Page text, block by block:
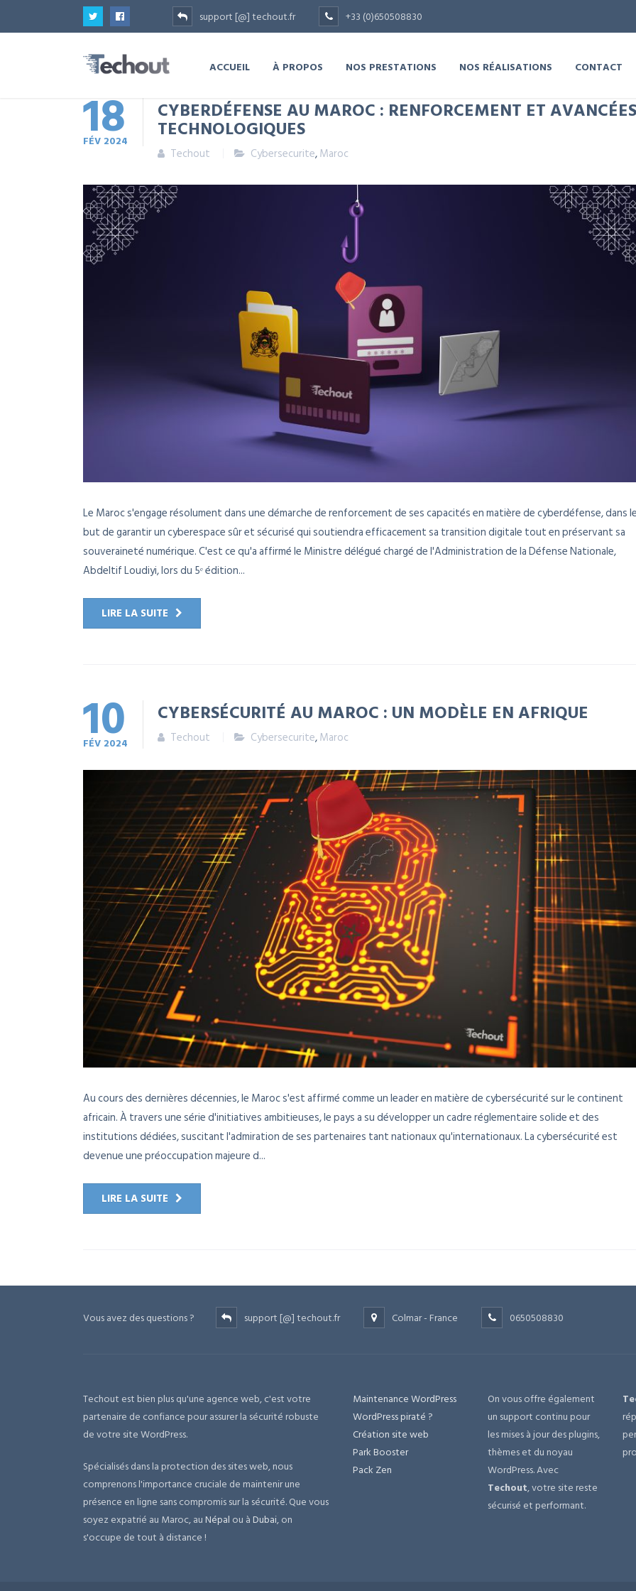
support [@] techout.fr +33 (0)650508830
ACCUEIL À PROPOS NOS PRESTATIONS NOS RÉALISATIONS CONTACT
18
FÉV 2024
CYBERDÉFENSE AU MAROC : RENFORCEMENT ET AVANCÉES
TECHNOLOGIQUES
Techout Cybersecurite,Maroc
Le Maroc s'engage résolument dans une démarche de renforcement de ses capacités en matière de cyberdéfense, dans
but de garantir un cyberespace sûr et sécurisé qui soutiendra efficacement sa transition digitale tout en préservant sa
souveraineté numérique. C'est ce qu'a affirmé le Ministre délégué chargé de l'Administration de la Défense Nationale,
Abdeltif Loudiyi, lors du 5ᵉ édition...
LIRE LA SUITE
10
FÉV 2024
CYBERSÉCURITÉ AU MAROC : UN MODÈLE EN AFRIQUE
Techout Cybersecurite,Maroc
Au cours des dernières décennies, le Maroc s'est affirmé comme un leader en matière de cybersécurité sur le continent
africain. À travers une série d'initiatives ambitieuses, le pays a su développer un cadre réglementaire solide et des
institutions dédiées, suscitant l'admiration de ses partenaires tant nationaux qu'internationaux. La cybersécurité est
devenue une préoccupation majeure d...
LIRE LA SUITE
Vous avez des questions ? support [@] techout.fr Colmar - France 0650508830
Techout est bien plus qu'une agence web, c'est votre
partenaire de confiance pour assurer la sécurité robuste
de votre site WordPress.
Spécialisés dans la protection des sites web, nous
comprenons l'importance cruciale de maintenir une
présence en ligne sans compromis sur la sécurité. Que vous
soyez expatrié au Maroc, auNépal ou àDubai, on
s'occupe de tout à distance !
Maintenance WordPress
WordPress piraté ?
Création site web
Park Booster
Pack Zen
On vous offre également
un support continu pour
les mises à jour des plugins,
thèmes et du noyau
WordPress. Avec
Techout, votre site reste
sécurisé et performant.